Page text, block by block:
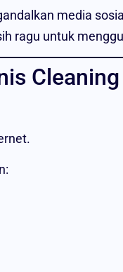
media
ragu untuk